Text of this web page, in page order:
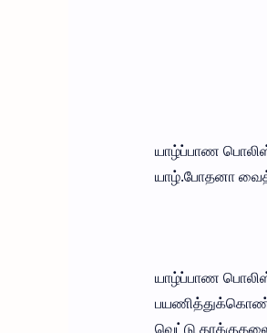
யாழ்ப்பாண
யாழ்.போதனா
யாழ்ப்பாண பொலிஸ்
வெட்டு